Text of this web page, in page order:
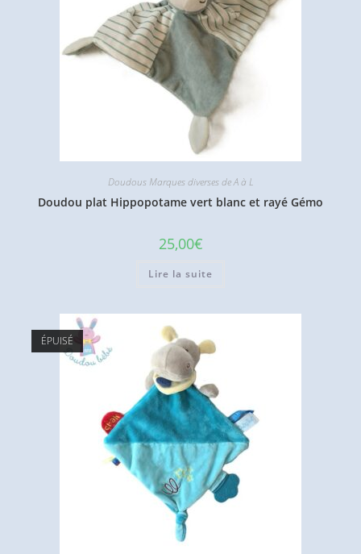
Doudous Marques diverses de A à L
Doudou plat Hippopotame vert blanc et rayé Gémo
25,00€
Lire la suite
ÉPUISÉ